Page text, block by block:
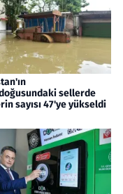
sellerde
sayısı 47'ye yükseldi